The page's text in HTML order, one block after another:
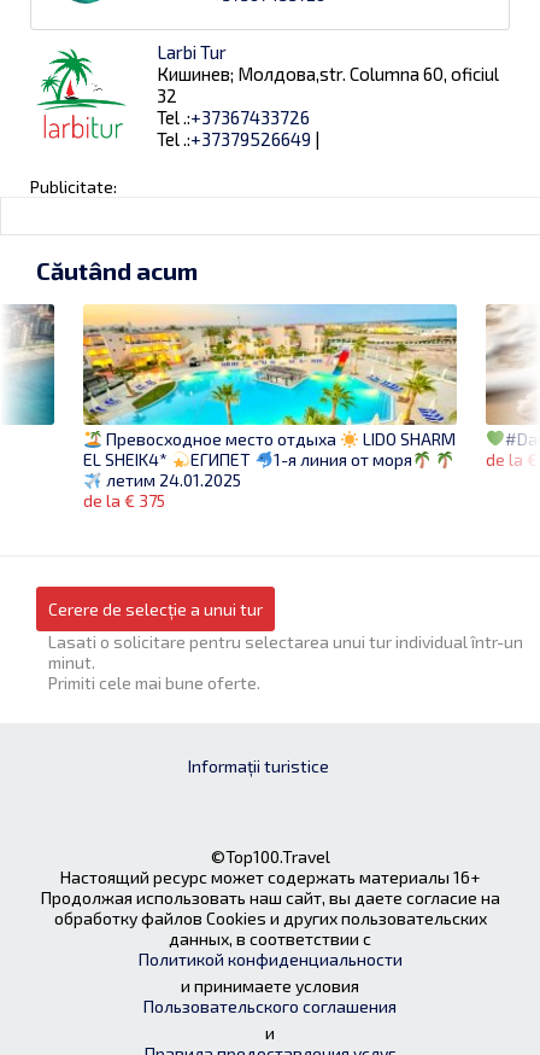
Larbi Tur
Кишинев; Молдова,str. Columna 60, oficiul
32
Tel .:+37367433726
Tel .:+37379526649 |
Publicitate:
de la
Căutând acum
Превосходное место отдыха
LIDO SHARM
EL SHEIK4*
ЕГИПЕТ
1-я линия от моря
летим 24.01.2025
de la € 375
Cerere de selecție a unui tur
Lasati o solicitare pentru selectarea unui tur individual într-un
minut.
Primiti cele mai bune oferte.
Informații turistice
©Top100.Travel
Настоящий ресурс может содержать материалы 16+
Продолжая использовать наш сайт, вы даете согласие на
обработку файлов Cookies и других пользовательских
данных, в соответствии с
Политикой конфиденциальности
и принимаете условия
Пользовательского соглашения
и